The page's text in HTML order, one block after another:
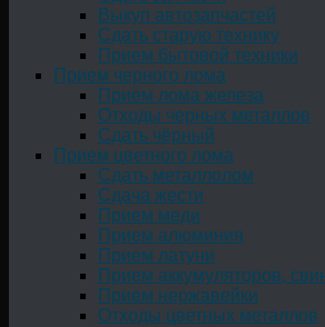
Выкуп автозапчастей
Сдать старую технику
Прием бытовой техники
Прием черного лома
Приём лома железа
Отходы черных металлов
Сдать чёрный
Прием цветного лома
Сдать металлолом
Сдача жести
Прием меди
Прием алюминия
Прием латуни
Прием аккумуляторов,
Прием нержавейки
Отходы цветных металлов